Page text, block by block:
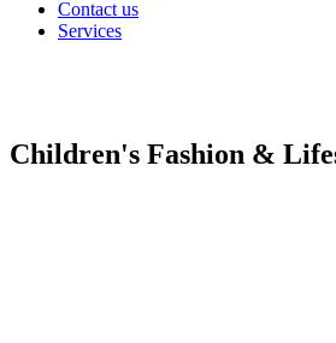
Contact us
Services
Children's Fashion &